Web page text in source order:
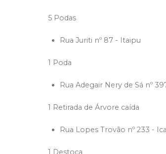
5 Podas
Rua Juriti nº 87 - Itaipu
1 Poda
Rua Adegair Nery de Sá nº
1 Retirada de Árvore caída
Rua Lopes Trovão nº 233 -
1 Destoca